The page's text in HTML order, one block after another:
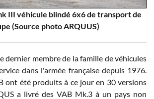
III véhicule blindé 6x6 de transport de
(Source photo ARQUUS)
dernier membre de la famille de véhicules
dans l'armée française depuis 1976.
ont été produits à ce jour en 30 versions
a livré des VAB Mk.3 à un pays non